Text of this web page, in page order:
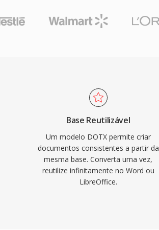
Base Reutilizável
Um modelo DOTX permite criar
documentos consistentes a partir da
mesma base. Converta uma vez,
reutilize infinitamente no Word ou
LibreOffice.